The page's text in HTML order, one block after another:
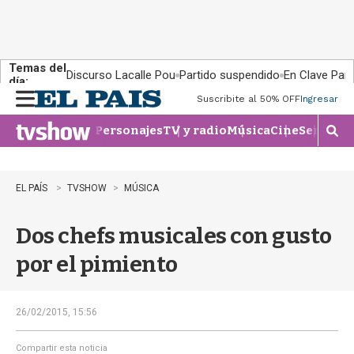
Temas del
día:
Discurso Lacalle Pou Partido suspendido En Clave País
n
u
Suscribite al 50% OFFIngresar
PersonajesTV y radioMúsicaCineSeries
M
o
e
EL PAÍS TVSHOW MÚSICA
Dos chefs musicales con gusto
por el pimiento
26/02/2015, 15:56
Compartir esta noticia